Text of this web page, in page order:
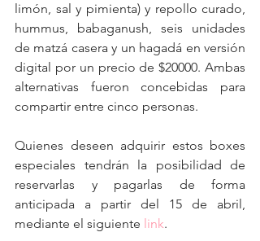
limón, sal y pimienta) y repollo curado,
hummus, babaganush, seis unidades
de matzá casera y un hagadá en versión
digital por un precio de $20000. Ambas
alternativas fueron concebidas para
compartir entre cinco personas.
Quienes deseen adquirir estos boxes
especiales tendrán la posibilidad de
reservarlas y pagarlas de forma
anticipada a partir del 15 de abril,
mediante el siguiente link.